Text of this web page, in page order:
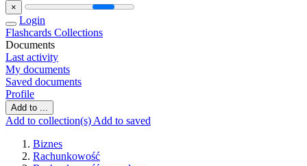
×
Login
Flashcards Collections
Documents
Last activity
My documents
Saved documents
Profile
Add to ...
Add to collection(s) Add to saved
Biznes
Rachunkowość